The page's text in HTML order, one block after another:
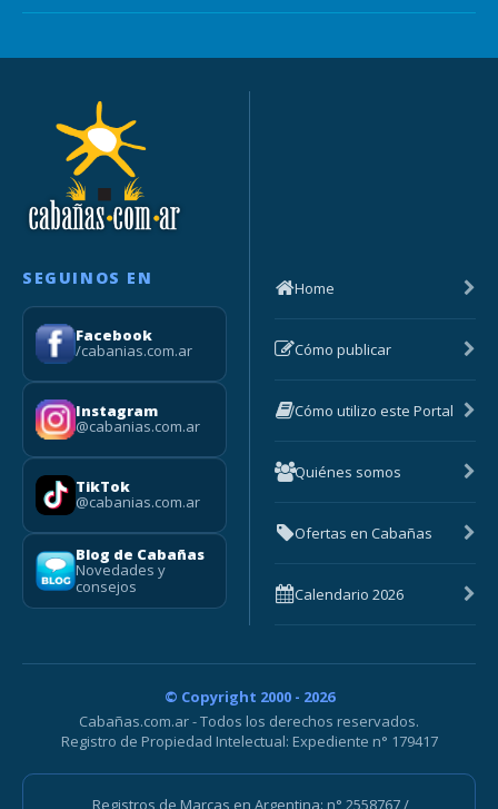
SEGUINOS EN
Facebook
/cabanias.com.ar
Instagram
@cabanias.com.ar
TikTok
@cabanias.com.ar
Blog de Cabañas
Novedades y
consejos
Home
Cómo publicar
Cómo utilizo este Portal
Quiénes somos
Ofertas en Cabañas
Calendario 2026
© Copyright 2000 - 2026
Cabañas.com.ar - Todos los derechos reservados.
Registro de Propiedad Intelectual: Expediente n° 179417
Registros de Marcas en Argentina: n° 2558767 /